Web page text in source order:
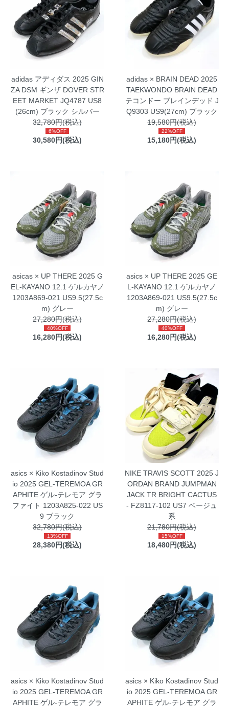
adidas アディダス 2025 GIN
ZA DSM ギンザ DOVER STR
EET MARKET JQ4787 US8
(26cm) ブラック シルバー
32,780円(税込)
6%OFF
30,580円(税込)
adidas × BRAIN DEAD 2025
TAEKWONDO BRAIN DEAD
テコンドー ブレインデッド J
Q9303 US9(27cm) ブラック
19,580円(税込)
22%OFF
15,180円(税込)
asicas × UP THERE 2025 G
EL-KAYANO 12.1 ゲルカヤノ
1203A869-021 US9.5(27.5c
m) グレー
27,280円(税込)
40%OFF
16,280円(税込)
asics × UP THERE 2025 GE
L-KAYANO 12.1 ゲルカヤノ
1203A869-021 US9.5(27.5c
m) グレー
27,280円(税込)
40%OFF
16,280円(税込)
asics × Kiko Kostadinov Stud
io 2025 GEL-TEREMOA GR
APHITE ゲル-テレモア グラ
ファイト 1203A825-022 US
9 ブラック
32,780円(税込)
13%OFF
28,380円(税込)
NIKE TRAVIS SCOTT 2025 J
ORDAN BRAND JUMPMAN
JACK TR BRIGHT CACTUS
- FZ8117-102 US7 ベージュ
系
21,780円(税込)
15%OFF
18,480円(税込)
asics × Kiko Kostadinov Stud
io 2025 GEL-TEREMOA GR
APHITE ゲル-テレモア グラ
asics × Kiko Kostadinov Stud
io 2025 GEL-TEREMOA GR
APHITE ゲル-テレモア グラ